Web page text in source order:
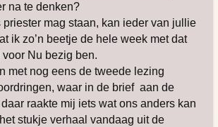
na te denken?
mag staan, kan ieder van jullie
ik zo’n beetje de hele week met dat
Nu bezig ben.
met nog eens de tweede lezing
waar in de brief aan de
raakte mij iets wat ons anders kan
stukje verhaal vandaag uit de